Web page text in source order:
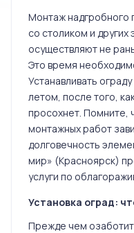
Монтаж надгробного
со столиком и
осуществляют не
Это время
Устанавливать
летом, после того,
просохнет. Помните,
монтажных работ
долговечность
мир» (Красноярск)
услуги по
Установка оград:
Прежде чем